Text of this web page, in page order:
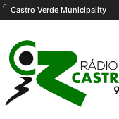
C Castro Verde Municipality